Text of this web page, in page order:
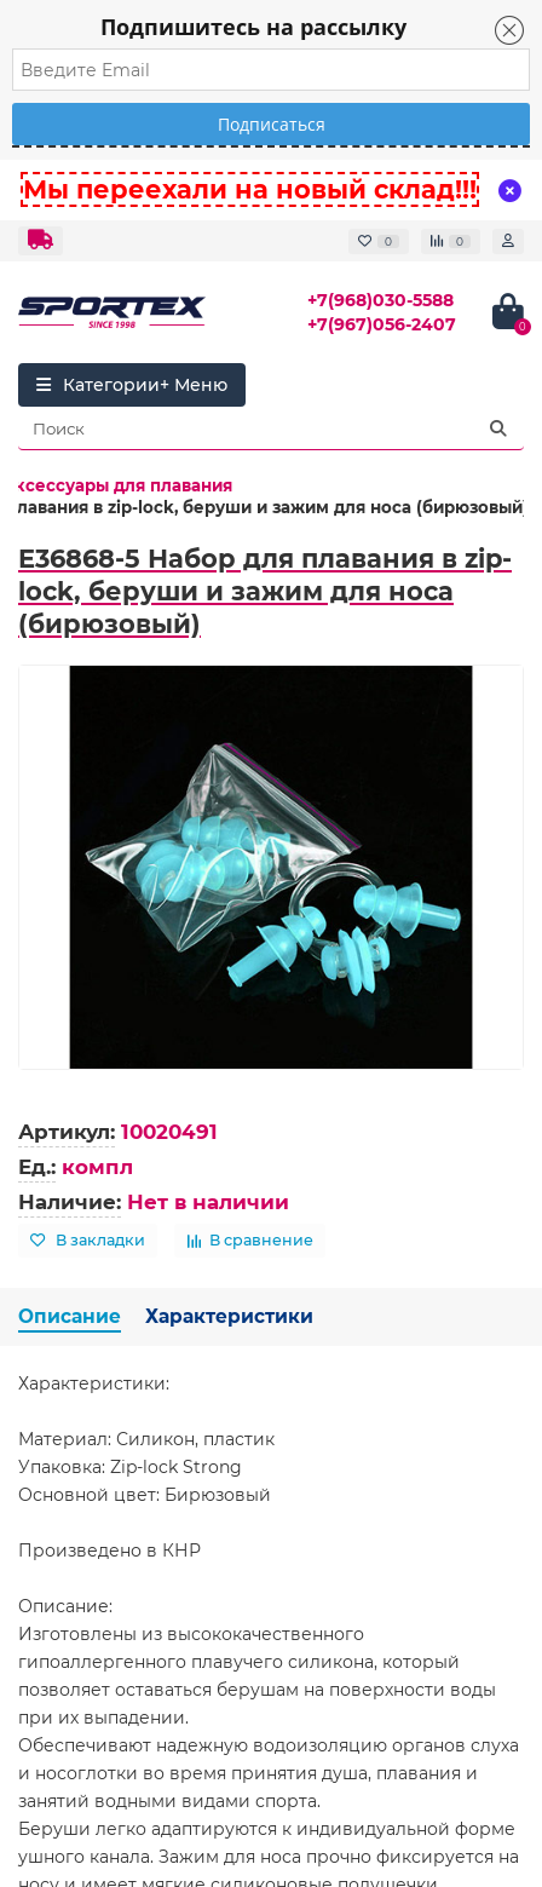
Подпишитесь на рассылку
Мы переехали на новый склад!!!
0 0
+7(968)030-5588
+7(967)056-2407
0
Категории
Аксессуары для плавания
плавания в zip-lock, беруши и зажим для носа (бирюзовый)
E36868-5 Набор для плавания в zip-
lock, беруши и зажим для носа
(бирюзовый)
Артикул: 10020491
Ед.: компл
Наличие: Нет в наличии
В закладки В сравнение
Описание Характеристики
Характеристики:
Материал: Силикон, пластик
Упаковка: Zip-lock Strong
Основной цвет: Бирюзовый
Произведено в КНР
Описание:
Изготовлены из высококачественного
гипоаллергенного плавучего силикона, который
позволяет оставаться берушам на поверхности воды
при их выпадении.
Обеспечивают надежную водоизоляцию органов слуха
и носоглотки во время принятия душа, плавания и
занятий водными видами спорта.
Беруши легко адаптируются к индивидуальной форме
ушного канала. Зажим для носа прочно фиксируется на